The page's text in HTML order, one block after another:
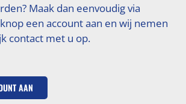
Maak dan eenvoudig via
een account aan en wij nemen
contact met u op.
AAN